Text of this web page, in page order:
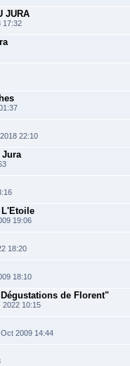
JURA
17:32
22:10
Jura
L'Etoile
19:06
18:20
18:10
de Florent"
2022 10:15
2009 14:44